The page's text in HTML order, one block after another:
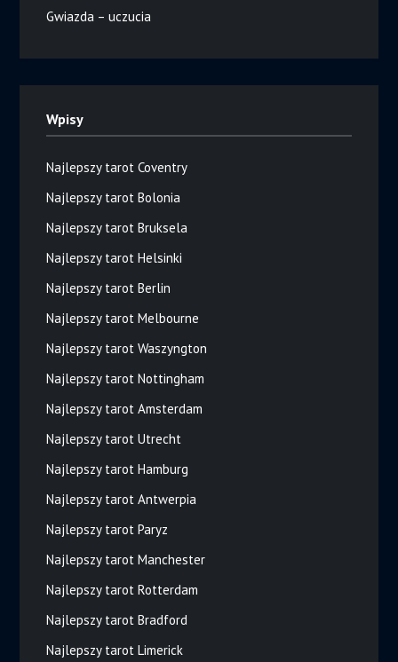
Gwiazda – uczucia
Wpisy
Najlepszy tarot Coventry
Najlepszy tarot Bolonia
Najlepszy tarot Bruksela
Najlepszy tarot Helsinki
Najlepszy tarot Berlin
Najlepszy tarot Melbourne
Najlepszy tarot Waszyngton
Najlepszy tarot Nottingham
Najlepszy tarot Amsterdam
Najlepszy tarot Utrecht
Najlepszy tarot Hamburg
Najlepszy tarot Antwerpia
Najlepszy tarot Paryz
Najlepszy tarot Manchester
Najlepszy tarot Rotterdam
Najlepszy tarot Bradford
Najlepszy tarot Limerick